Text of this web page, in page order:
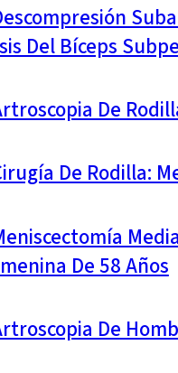
Del Bíceps
De
De Rodilla:
De 58 Años
De